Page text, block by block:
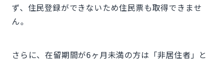
ず、住民登録ができないため住民票も取得できませ
ん。
さらに、在留期間が6ヶ月未満の方は「非居住者」と